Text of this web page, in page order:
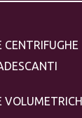
CENTRIFUGHE